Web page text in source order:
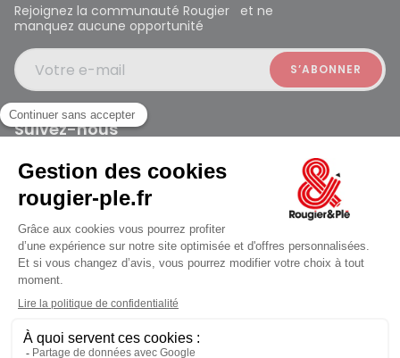
Rejoignez la communauté Rougier et ne
manquez aucune opportunité
Votre e-mail
Suivez-nous
Rougier et Plé 2024 Copyright
Mentions légales
Conditions générales des ventes